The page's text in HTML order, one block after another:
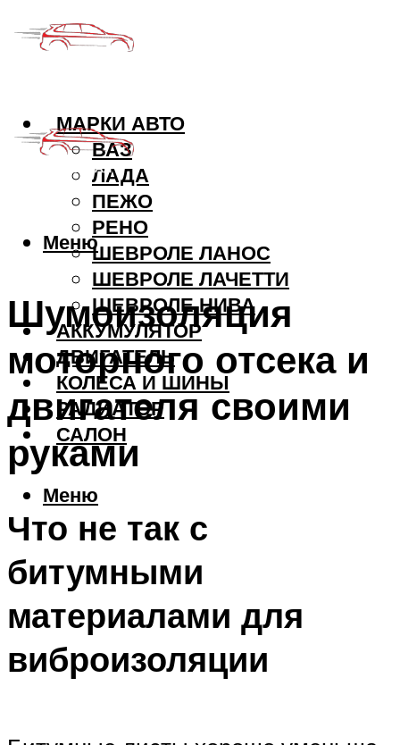
МАРКИ АВТО
ВАЗ
ЛАДА
ПЕЖО
РЕНО
ШЕВРОЛЕ ЛАНОС
ШЕВРОЛЕ ЛАЧЕТТИ
ШЕВРОЛЕ НИВА
АККУМУЛЯТОР
ДВИГАТЕЛЬ
КОЛЕСА И ШИНЫ
РАДИАТОР
САЛОН
Меню
Меню
Шумоизоляция
моторного отсека и
двигателя своими
руками
Что не так с
битумными
материалами для
виброизоляции